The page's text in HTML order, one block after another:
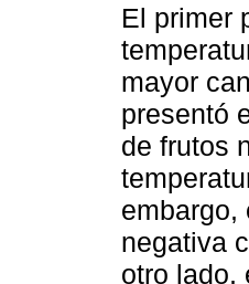
El primer
mayor
presentó
de frutos
embargo,
negativa
otro lado,